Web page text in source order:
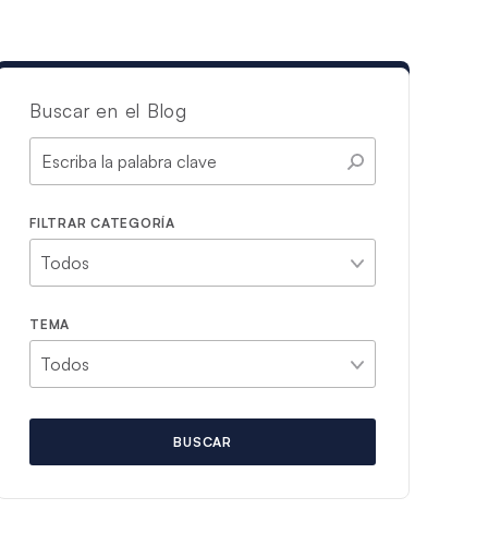
Buscar en el Blog
FILTRAR CATEGORÍA
TEMA
BUSCAR